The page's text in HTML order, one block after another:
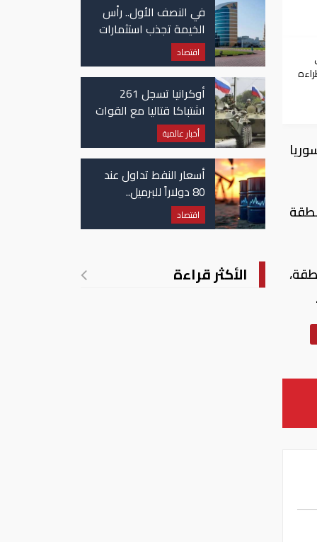
في النصف الأول.. رأس
الخيمة تجذب استثمارات
تتجاوز 771 مليون درهم
اقتصاد
أوكرانيا تسجل 261
اشتباكا قتاليا مع القوات
الروسية
أخبار عالمية
أسعار النفط تداول عند
80 دولاراً للبرميل..
وتراجع الأسهم
الأمريكية
اقتصاد
الأكثر قراءة